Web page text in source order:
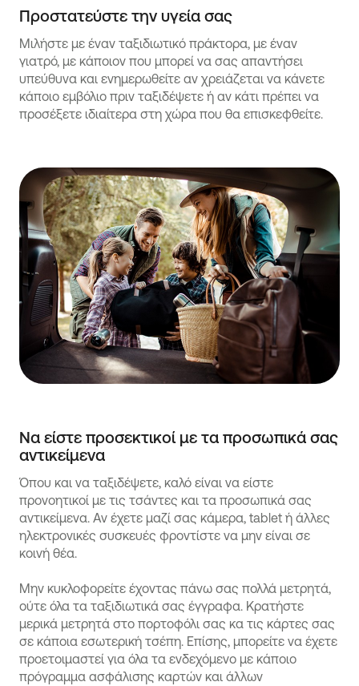
Προστατεύστε την υγεία σας
Μιλήστε με έναν ταξιδιωτικό πράκτορα, με έναν
γιατρό, με κάποιον που μπορεί να σας απαντήσει
υπεύθυνα και ενημερωθείτε αν χρειάζεται να κάνετε
κάποιο εμβόλιο πριν ταξιδέψετε ή αν κάτι πρέπει να
προσέξετε ιδιαίτερα στη χώρα που θα επισκεφθείτε.
Να είστε προσεκτικοί με τα προσωπικά σας
αντικείμενα
Όπου και να ταξιδέψετε, καλό είναι να είστε
προνοητικοί με τις τσάντες και τα προσωπικά σας
αντικείμενα. Αν έχετε μαζί σας κάμερα, tablet ή άλλες
ηλεκτρονικές συσκευές φροντίστε να μην είναι σε
κοινή θέα.
Μην κυκλοφορείτε έχοντας πάνω σας πολλά μετρητά,
ούτε όλα τα ταξιδιωτικά σας έγγραφα. Κρατήστε
μερικά μετρητά στο πορτοφόλι σας κα τις κάρτες σας
σε κάποια εσωτερική τσέπη. Επίσης, μπορείτε να έχετε
προετοιμαστεί για όλα τα ενδεχόμενο με κάποιο
πρόγραμμα ασφάλισης καρτών και άλλων